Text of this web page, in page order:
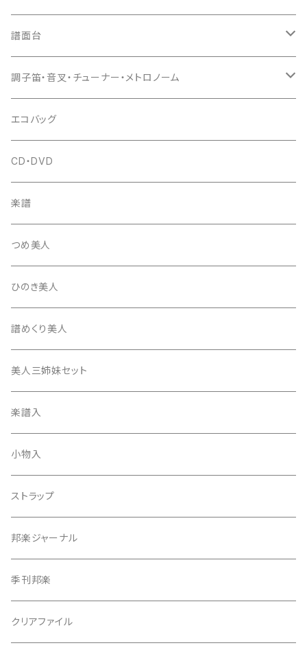
猫足入
爪ばさみ
箏柱
柱入
平柱入
三角柱入
琴台
13絃用琴台（低）
13絃用琴台（高）
桐柱箱
消音フェルト
糸
(丸三) 寿糸
はつね糸
駒
地唄駒
長唄駒
糸駒入
爪駒入
撥入
一丁撥入
三角撥入（ファスナー式）
撥
長唄・民謡撥
地唄撥
撥さや
撥滑り止めゴム
ひざゴム・胴ゴム・おひざもと
天神袋
天神巾着
指すり
つぼシール
撥皮・撥皮のり
胴板
当り鉦
シュモク（当り鉦バチ）
三味線（本体）
譜面台
座奏用譜面台
立奏用譜面台
調子笛・音叉・チューナー・メトロノーム
調子笛・音叉
チューナー・メトロノーム
エコバッグ
CD・DVD
楽譜
つめ美人
ひのき美人
譜めくり美人
美人三姉妹セット
楽譜入
小物入
ストラップ
邦楽ジャーナル
季刊邦楽
クリアファイル